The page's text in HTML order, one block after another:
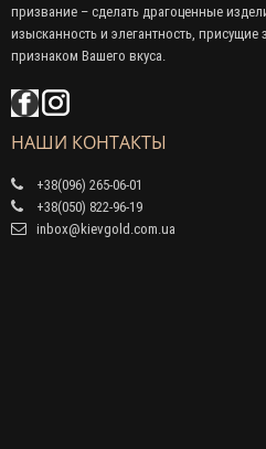
призвание – сделать драгоценные
изысканность и элегантность,
признаком Вашего вкуса.
НАШИ КОНТАКТЫ
+38(096) 265-06-01
+38(050) 822-96-19
inbox@kievgold.com.ua